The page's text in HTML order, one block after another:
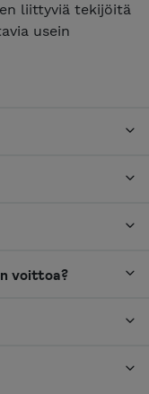
liittyviä tekijöitä
usein
voittoa?